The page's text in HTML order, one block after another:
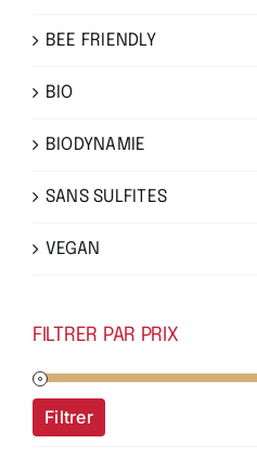
BEE FRIENDLY
BIO
BIODYNAMIE
SANS SULFITES
VEGAN
FILTRER PAR PRIX
Filtrer